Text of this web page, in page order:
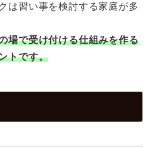
は習い事を検討する家庭が多
場で受け付ける仕組みを作る
トです。